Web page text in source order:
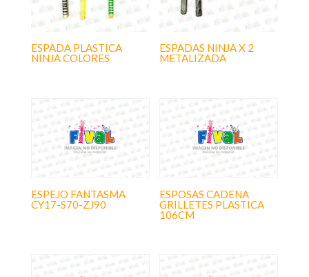
ESPADA PLASTICA
NINJA COLORES
ESPADAS NINJA X 2
METALIZADA
ESPEJO FANTASMA
CY17-S70-ZJ90
ESPOSAS CADENA
GRILLETES PLASTICA
106CM